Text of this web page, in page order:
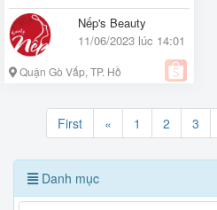
Nếp's Beauty
11/06/2023 lúc 14:01
Quận Gò Vấp, TP. Hồ
First « 1 2 3
Danh mục